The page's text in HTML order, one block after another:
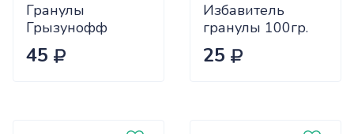
Гранулы
Грызунофф
100гр
45
Избавитель
гранулы 100гр.
ЕС х50
25